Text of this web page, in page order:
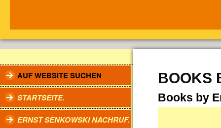
AUF WEBSITE SUCHEN
STARTSEITE.
ERNST SENKOWSKI NACHRUF.
BOOKS
Books by